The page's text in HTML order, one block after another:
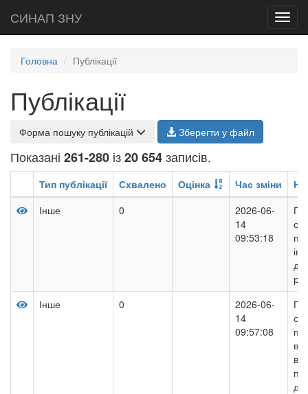
СИНАП ЗНУ
Головна Публікації
Публікації
Форма пошуку публікацій Зберегти у файл
Показані 261-280 із20 654записів.
Тип публікації Схвалено Оцінка Час зміни
Інше
0
2026-06-
14
09:53:18
Інше
0
2026-06-
14
09:57:08